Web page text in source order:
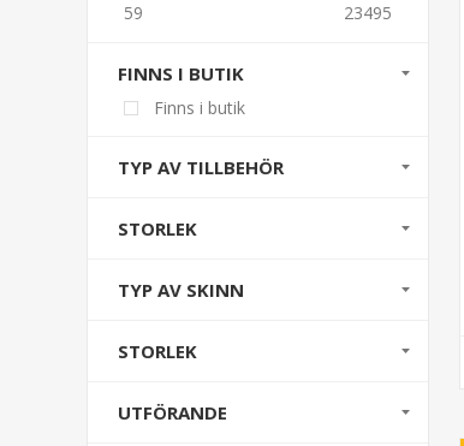
59 23495
FINNS I BUTIK
Finns i butik
TYP AV TILLBEHÖR
STORLEK
TYP AV SKINN
STORLEK
UTFÖRANDE